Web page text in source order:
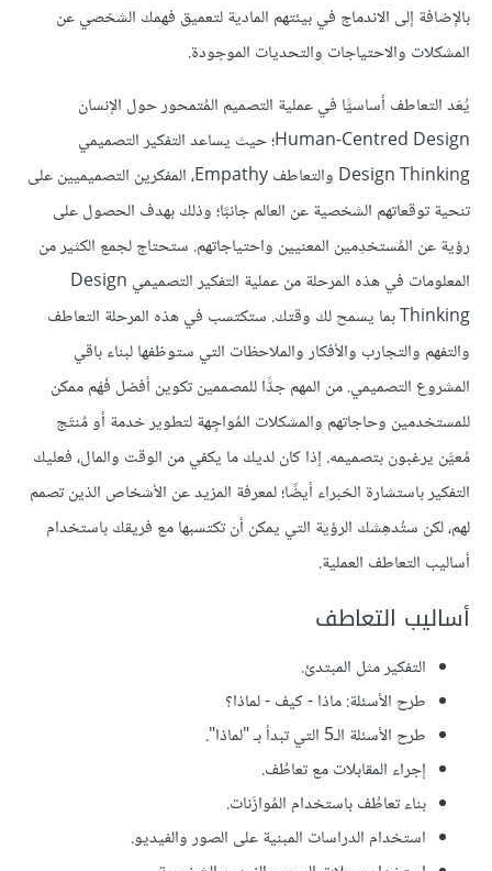
بالإضافة إلى الاندماج في بيئتهم المادية لتعميق فهمك الشخصي عن
المشكلات والاحتياجات والتحديات الموجودة.
يُعَد التعاطف أساسيًّا في عملية التصميم المُتمحور حول الإنسان
Human-Centred Design؛ حيث يساعد التفكير التصميمي
Design Thinking والتعاطف Empathy، المفكرين التصميميين على
تنحية توقعاتهم الشخصية عن العالم جانبًا؛ وذلك بهدف الحصول على
رؤية عن المُستخدِمين المعنيين واحتياجاتهم. ستحتاج لجمع الكثير من
المعلومات في هذه المرحلة من عملية التفكير التصميمي Design
Thinking بما يسمح لك وقتك. ستكتسب في هذه المرحلة التعاطف
والتفهم والتجارب والأفكار والملاحظات التي ستوظفها لبناء باقي
المشروع التصميمي. من المهم جدًّا للمصممين تكوين أفضل فَهْم ممكن
للمستخدمين وحاجاتهم والمشكلات المُواجِهة لتطوير خدمة أو مُنتَج
مُعيَّن يرغبون بتصميمه. إذا كان لديك ما يكفي من الوقت والمال، فعليك
التفكير باستشارة الخبراء أيضًا؛ لمعرفة المزيد عن الأشخاص الذين تصمم
لهم، لكن ستُدهِشك الرؤية التي يمكن أن تكتسبها مع فريقك باستخدام
أساليب التعاطف العملية.
أساليب التعاطف
التفكير مثل المبتدئ.
طرح الأسئلة: ماذا - كيف - لماذا؟
طرح الأسئلة الـ5 التي تبدأ بـ "لماذا".
إجراء المقابلات مع تعاطُف.
بناء تعاطُف باستخدام المُوازَنات.
استخدام الدراسات المبنية على الصور والفيديو.